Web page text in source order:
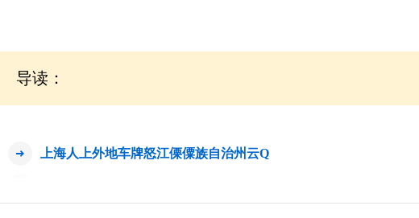
导读：
上海人上外地车牌怒江傈僳族自治州云Q